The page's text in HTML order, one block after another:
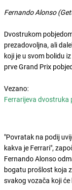
Fernando Alonso
Dvostrukom
prezadovoljna, ali
koji je u svom bolidu
prve Grand Prix
Vezano:
Ferrarijeva dvostruka
"Povratak na podij
kakva je Ferrari",
Fernando Alonso
bogatu prošlost koja
svakog vozača koji